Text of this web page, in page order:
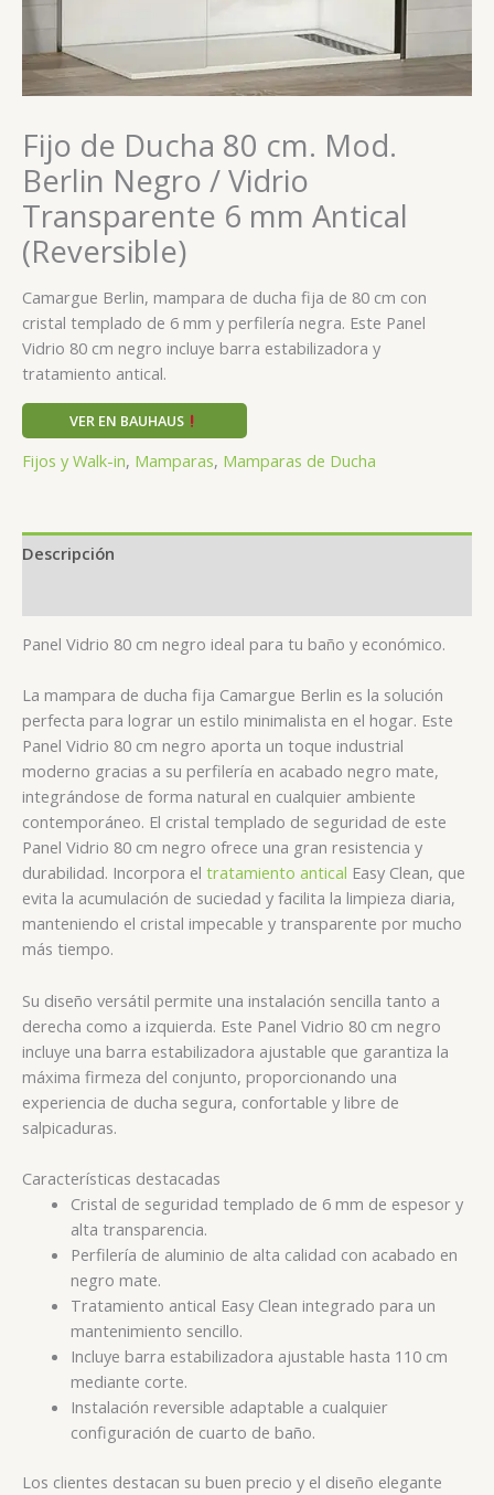
Fijo de Ducha 80 cm. Mod.
Berlin Negro / Vidrio
Transparente 6 mm Antical
(Reversible)
Camargue Berlin, mampara de ducha fija de 80 cm con
cristal templado de 6 mm y perfilería negra. Este Panel
Vidrio 80 cm negro incluye barra estabilizadora y
tratamiento antical.
VER EN BAUHAUS
Fijos y Walk-in, Mamparas, Mamparas de Ducha
Descripción
Panel Vidrio 80 cm negro ideal para tu baño y económico.
La mampara de ducha fija Camargue Berlin es la solución
perfecta para lograr un estilo minimalista en el hogar. Este
Panel Vidrio 80 cm negro aporta un toque industrial
moderno gracias a su perfilería en acabado negro mate,
integrándose de forma natural en cualquier ambiente
contemporáneo. El cristal templado de seguridad de este
Panel Vidrio 80 cm negro ofrece una gran resistencia y
durabilidad. Incorpora el tratamiento antical Easy Clean, que
evita la acumulación de suciedad y facilita la limpieza diaria,
manteniendo el cristal impecable y transparente por mucho
más tiempo.
Su diseño versátil permite una instalación sencilla tanto a
derecha como a izquierda. Este Panel Vidrio 80 cm negro
incluye una barra estabilizadora ajustable que garantiza la
máxima firmeza del conjunto, proporcionando una
experiencia de ducha segura, confortable y libre de
salpicaduras.
Características destacadas
Cristal de seguridad templado de 6 mm de espesor y
alta transparencia.
Perfilería de aluminio de alta calidad con acabado en
negro mate.
Tratamiento antical Easy Clean integrado para un
mantenimiento sencillo.
Incluye barra estabilizadora ajustable hasta 110 cm
mediante corte.
Instalación reversible adaptable a cualquier
configuración de cuarto de baño.
Los clientes destacan su buen precio y el diseño elegante